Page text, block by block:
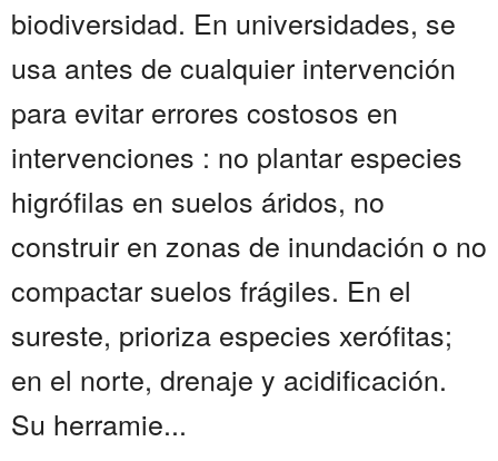
biodiversidad. En universidades, se
usa antes de cualquier intervención
para evitar errores costosos en
intervenciones : no plantar especies
higrófilas en suelos áridos, no
construir en zonas de inundación o no
compactar suelos frágiles. En el
sureste, prioriza especies xerófitas;
en el norte, drenaje y acidificación.
Su herramie...